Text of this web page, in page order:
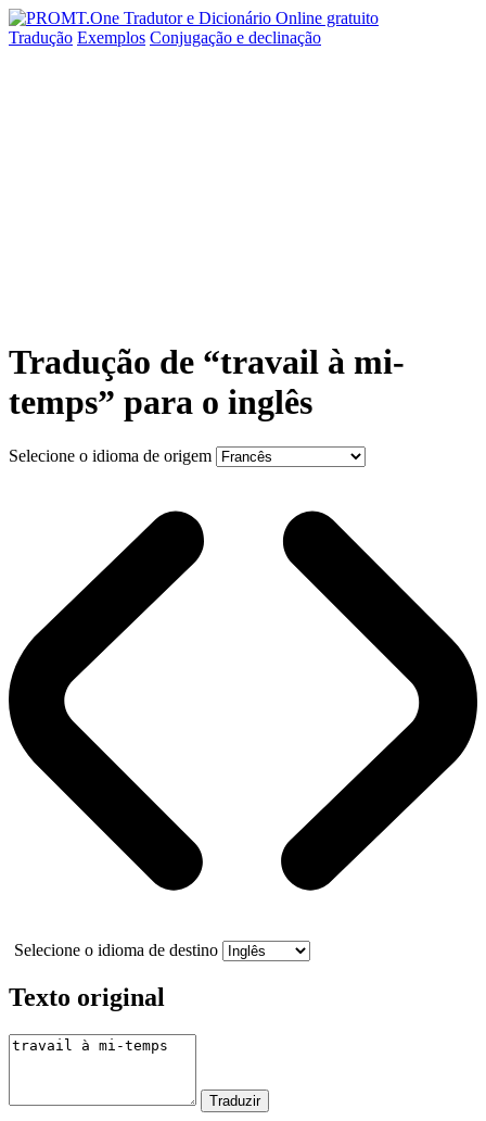
Tradução Exemplos Conjugação e declinação
Tradução de “travail à mi-
temps” para o inglês
Selecione o idioma de origem
Selecione o idioma de destino
Texto original